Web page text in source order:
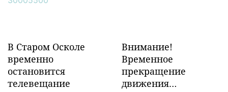
В Старом Осколе
временно
остановится
телевещание
Внимание!
Временное
прекращение
движения